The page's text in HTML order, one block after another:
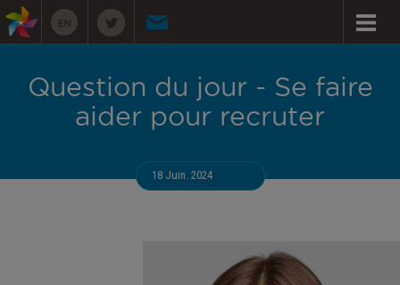
Question du jour - Se faire
aider pour recruter
18 Juin. 2024